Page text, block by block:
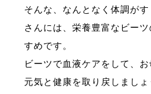
そんな、なんとなく体調が
さんには、栄養豊富なビー
すめです。
ビーツで血液ケアをして、お
元気と健康を取り戻しましょ